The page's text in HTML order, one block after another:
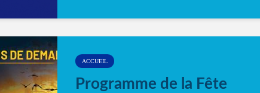
ACCUEIL
Programme de la Fête